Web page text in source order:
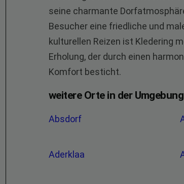
seine charmante
Besucher eine friedliche und
kulturellen Reizen ist Kledering
Erholung, der durch einen
Komfort besticht.
weitere Orte in der Umgebung
Absdorf
Aderklaa